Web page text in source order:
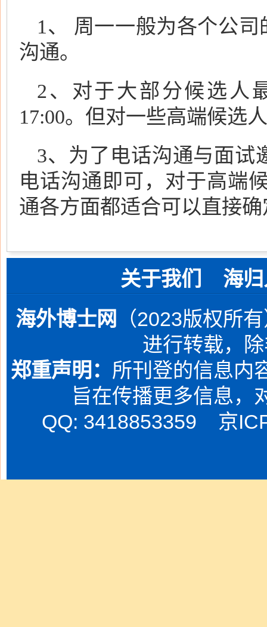
1、 周一一般为各个公
沟通。
2、对于大部分候选人
17:00。但对一些高端候选
3、为了电话沟通与面试
电话沟通即可，对于高端
通各方面都适合可以直接
关于我们 海
海外博士网
（2023版权所
进行转载，
郑重声明： 所刊登的信息内
旨在传播更多信息，
QQ: 3418853359 京